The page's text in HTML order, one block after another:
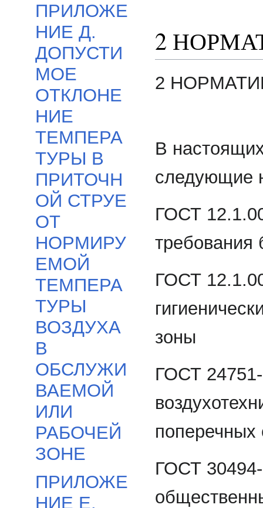
ПРИЛОЖЕ
НИЕ Д.
ДОПУСТИ
МОЕ
ОТКЛОНЕ
НИЕ
ТЕМПЕРА
ТУРЫ В
ПРИТОЧН
ОЙ СТРУЕ
ОТ
НОРМИРУ
ЕМОЙ
ТЕМПЕРА
ТУРЫ
ВОЗДУХА
В
ОБСЛУЖИ
ВАЕМОЙ
ИЛИ
РАБОЧЕЙ
ЗОНЕ
ПРИЛОЖЕ
НИЕ Е.
2
2
В
следующие
ГОСТ
требования
ГОСТ
зоны
ГОСТ
поперечных
ГОСТ